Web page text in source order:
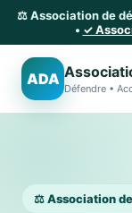
⚖️ Association de
• ✓
ADA
Défendre •
⚖️ Association